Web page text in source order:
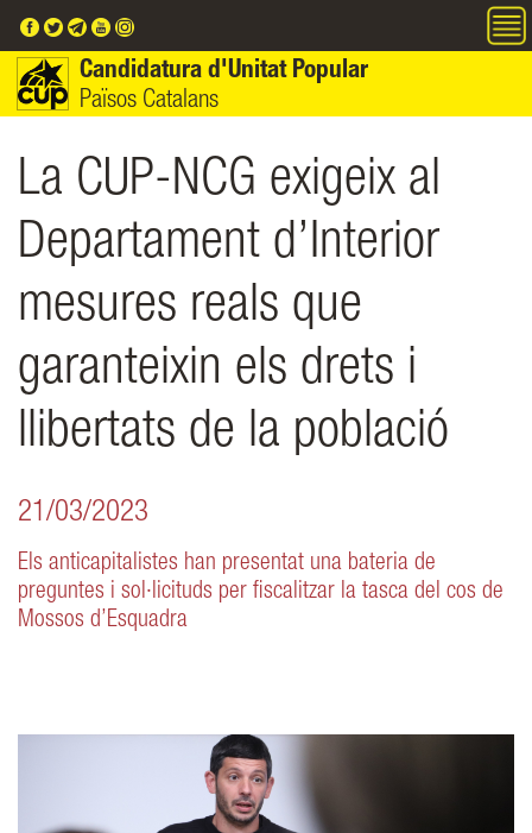
Candidatura d'Unitat Popular
Països Catalans
La CUP-NCG exigeix al
Departament d’Interior
mesures reals que
garanteixin els drets i
llibertats de la població
21/03/2023
Els anticapitalistes han presentat una bateria de
preguntes i sol·licituds per fiscalitzar la tasca del cos de
Mossos d’Esquadra